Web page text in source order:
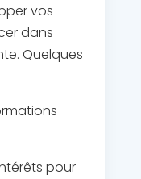
vos
dans
Quelques
pour